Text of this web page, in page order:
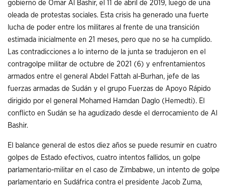
gobierno de Omar Al Bashir, el 11 de abril de 2019, luego de una
oleada de protestas sociales. Esta crisis ha generado una fuerte
lucha de poder entre los militares al frente de una transición
estimada inicialmente en 21 meses, pero que no se ha cumplido.
Las contradicciones a lo interno de la junta se tradujeron en el
contragolpe militar de octubre de 2021 (6) y enfrentamientos
armados entre el general Abdel Fattah al-Burhan, jefe de las
fuerzas armadas de Sudán y el grupo Fuerzas de Apoyo Rápido
dirigido por el general Mohamed Hamdan Daglo (Hemedti). El
conflicto en Sudán se ha agudizado desde el derrocamiento de Al
Bashir.
El balance general de estos diez años se puede resumir en cuatro
golpes de Estado efectivos, cuatro intentos fallidos, un golpe
parlamentario-militar en el caso de Zimbabwe, un intento de golpe
parlamentario en Sudáfrica contra el presidente Jacob Zuma,